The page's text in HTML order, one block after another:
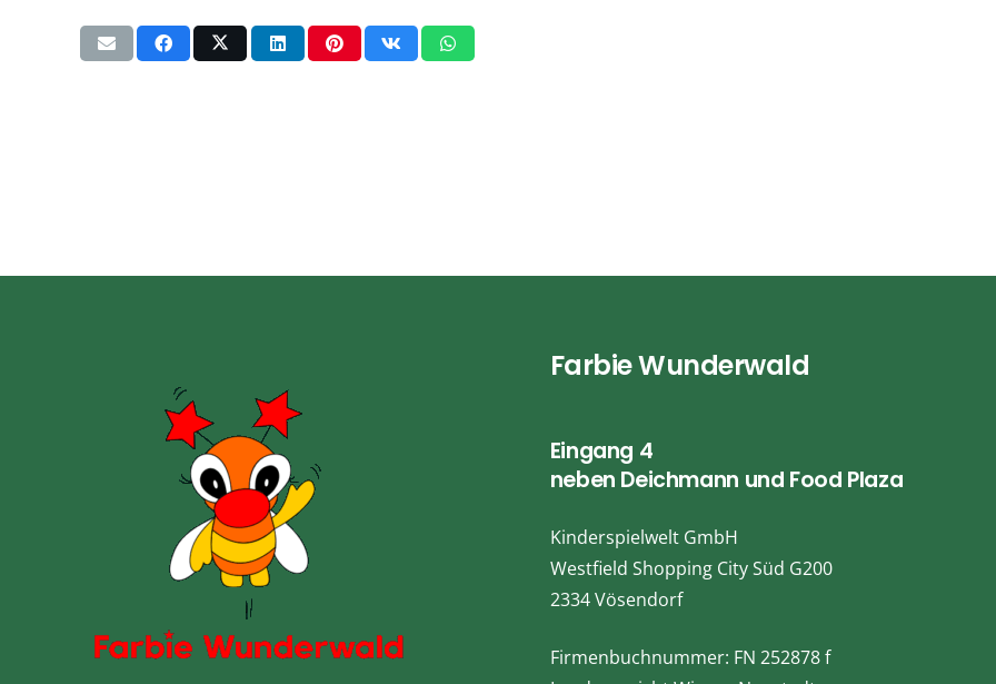
Farbie Wunderwald
Eingang 4
neben Deichmann und Food Plaza
Kinderspielwelt GmbH
Westfield Shopping City Süd G200
2334 Vösendorf
Firmenbuchnummer: FN 252878 f